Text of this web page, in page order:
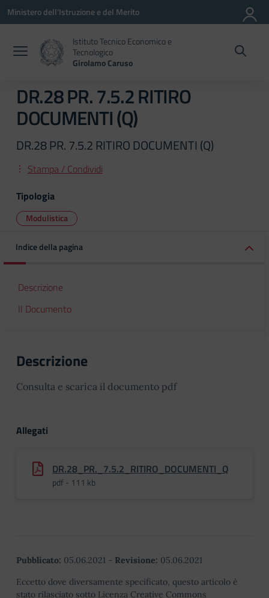
Vai ai contenuti
Vai al menu di navigazione
Vai al footer
Ministero dell'Istruzione e del Merito
Istituto Tecnico Economico e
Tecnologico
Girolamo Caruso
DR.28 PR. 7.5.2 RITIRO
DOCUMENTI (Q)
DR.28 PR. 7.5.2 RITIRO DOCUMENTI (Q)
Stampa / Condividi
Tipologia
Modulistica
Indice della pagina
Descrizione
Il Documento
Descrizione
Consulta e scarica il documento pdf
Allegati
DR.28_PR._7.5.2_RITIRO_DOCUMENTI_Q
pdf - 111 kb
Pubblicato: 05.06.2021 - Revisione: 05.06.2021
Eccetto dove diversamente specificato, questo articolo è
stato rilasciato sotto Licenza Creative Commons